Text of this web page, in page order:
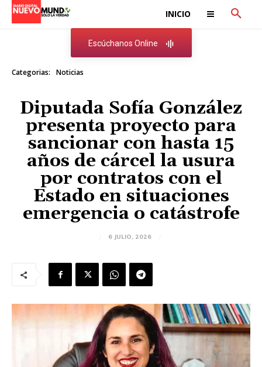
INICIO
Escúchanos Online
Categorias: Noticias
Diputada Sofía González
presenta proyecto para
sancionar con hasta 15
años de cárcel la usura
por contratos con el
Estado en situaciones
emergencia o catástrofe
6 JULIO, 2026